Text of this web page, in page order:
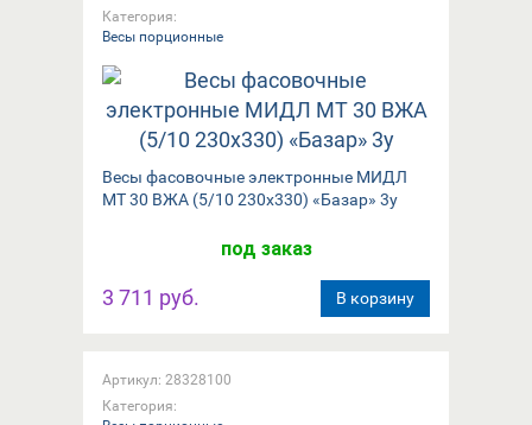
Категория:
Весы порционные
Весы фасовочные электронные МИДЛ
МТ 30 ВЖА (5/10 230х330) «Базар» 3у
под заказ
3 711 руб. В корзину
Артикул: 28328100
Категория: